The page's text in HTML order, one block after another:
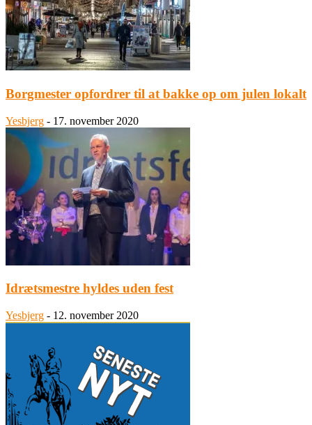
Borgmester opfordrer til at bakke op om julen lokalt
Yesbjerg - 17. november 2020
Idrætsmestre hyldes uden fest
Yesbjerg - 12. november 2020